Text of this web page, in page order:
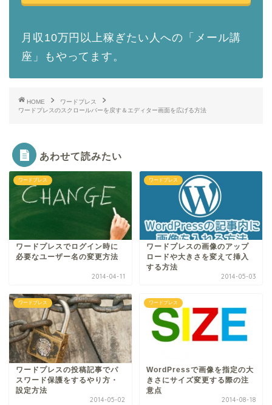
月収10万円以上稼ぎたい人への「メール講
座」もやってます。
HOME
ワードプレス
ワードプレスのスクロールバーを戻す＆エディター画面を広げる方法
あわせて読みたい
ワードプレス
ワードプレスでログイン時に
必要なユーザー名の変更方法
2014-04-11
ワードプレス
ワードプレスの画像のアップ
ロードや大きさを変えて挿入
する方法
2014-05-03
ワードプレス
ワードプレスの投稿記事でパ
スワード保護をするやり方・
設定方法
2014-05-02
ワードプレス
WordPressで画像を指定の大
きさにサイズ変更する際の注
意点
2014-08-18